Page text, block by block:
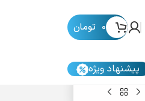
0 تومان
پیشنهاد ویژه